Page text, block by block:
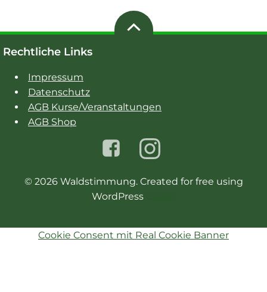
Rechtliche Links
Impressum
Datenschutz
AGB Kurse/Veranstaltungen
AGB Shop
© 2026 Waldstimmung. Created for free using
WordPress
Cookie Consent mit Real Cookie Banner